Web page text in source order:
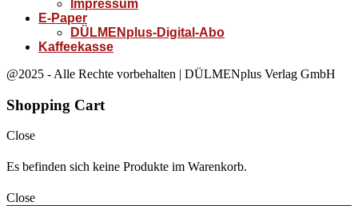
Impressum
E-Paper
DÜLMENplus-Digital-Abo
Kaffeekasse
@2025 - Alle Rechte vorbehalten | DÜLMENplus Verlag GmbH
Shopping Cart
Close
Es befinden sich keine Produkte im Warenkorb.
Close